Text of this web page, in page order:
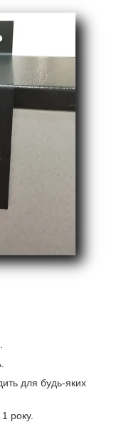
для будь-яких
року.